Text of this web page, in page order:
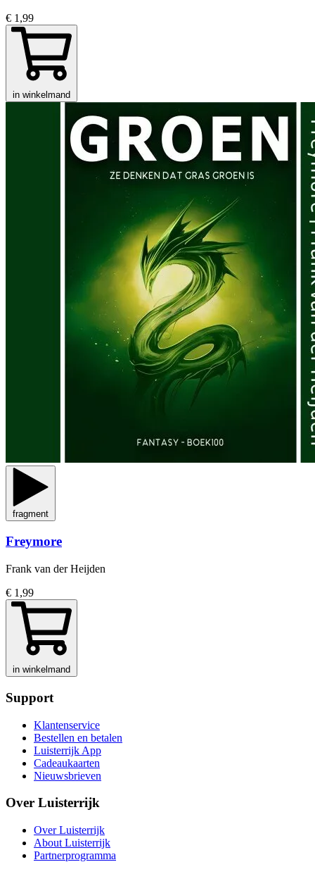
€ 1,99
in winkelmand
fragment
Freymore
Frank van der Heijden
€ 1,99
in winkelmand
Support
Klantenservice
Bestellen en betalen
Luisterrijk App
Cadeaukaarten
Nieuwsbrieven
Over Luisterrijk
Over Luisterrijk
About Luisterrijk
Partnerprogramma